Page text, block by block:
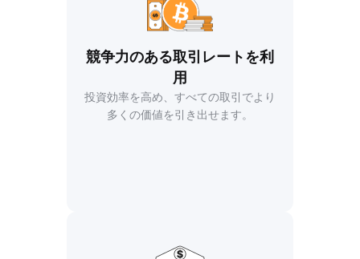
競争力のある取引レートを利
用
投資効率を高め、すべての取引でより
多くの価値を引き出せます。